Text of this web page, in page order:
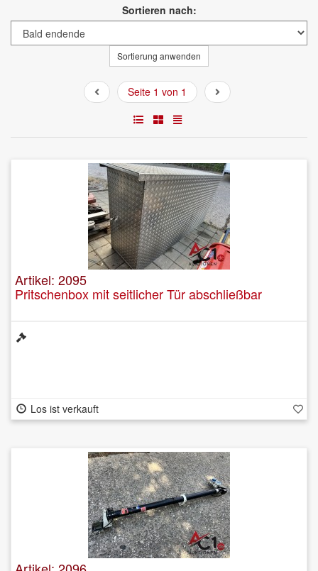
Sortieren nach:
Sortierung anwenden
Seite 1 von 1
Artikel: 2095
Pritschenbox mit seitlicher Tür abschließbar
Los ist verkauft